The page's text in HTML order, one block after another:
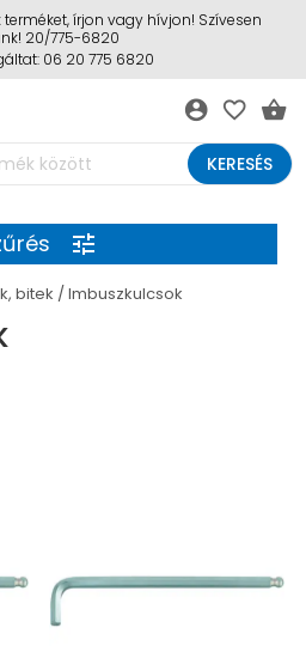
írjon vagy hívjon! Szívesen
20/775-6820
06 20 775 6820
account_circle favorite_border shopping_basket
KERESÉS
tune
bitek Imbuszkulcsok